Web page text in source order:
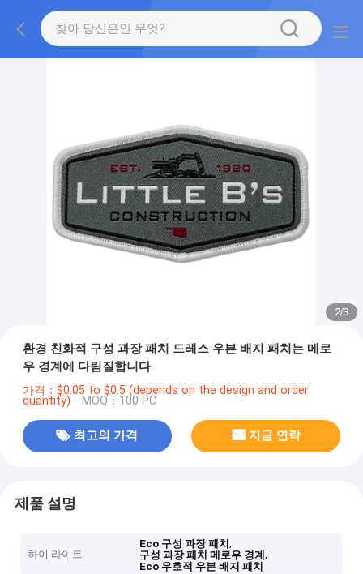
2/3
환경 친화적 구성 과장 패치 드레스 우븐 배지 패치는 메로
우 경계에 다림질합니다
가격：$0.05 to $0.5 (depends on the design and order
quantity) MOQ：100 PC
최고의 가격 지금 연락
제품 설명
하이 라이트
Eco 구성 과장 패치,
구성 과장 패치 메로우 경계,
Eco 우호적 우븐 배지 패치